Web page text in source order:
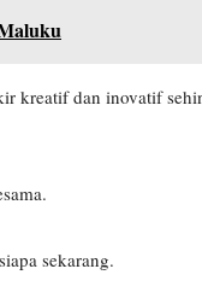
kreatif dan inovatif
sekarang.